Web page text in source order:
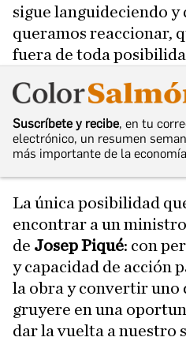
sigue languideciendo y
queramos reaccionar,
fuera de toda
Suscríbete y recibe, en tu
electrónico, un resumen
más importante de la economía
La única posibilidad
encontrar a un
de Josep Piqué: con
y capacidad de acción
la obra y convertir uno
gruyere en una
dar la vuelta a nuestro